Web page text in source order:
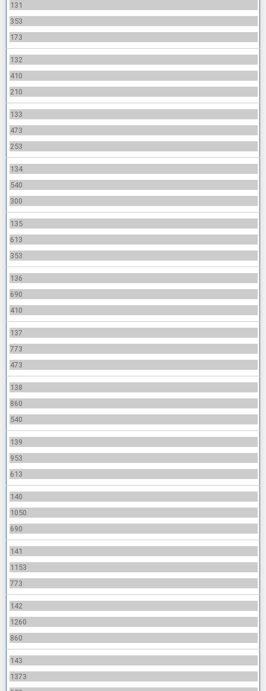
131
353
173
132
410
210
133
473
253
134
540
300
135
613
353
136
690
410
137
773
473
138
860
540
139
953
613
140
1050
690
141
1153
773
142
1260
860
143
1373